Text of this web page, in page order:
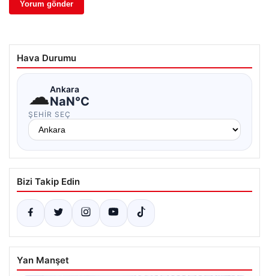
Hava Durumu
☁Ankara
NaN°C
ŞEHIR SEÇ
Bizi Takip Edin
Yan Manşet